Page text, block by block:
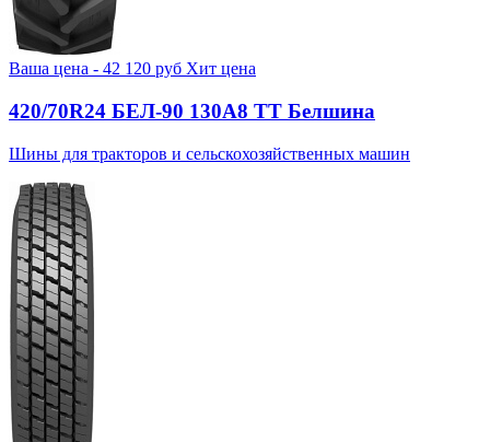
Ваша цена - 42 120 руб Хит цена
420/70R24 БЕЛ-90 130А8 TT Белшина
Шины для тракторов и сельскохозяйственных машин